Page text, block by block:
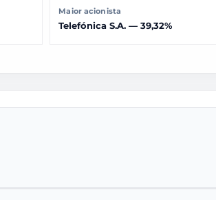
Maior acionista
Telefónica S.A. — 39,32%